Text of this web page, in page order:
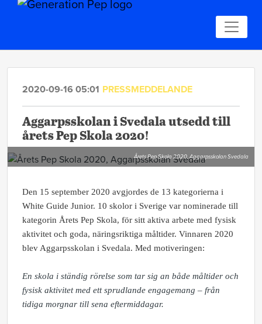
2020-09-16 05:01 PRESSMEDDELANDE
Aggarpsskolan i Svedala utsedd till
årets Pep Skola 2020!
Årets Pep Skola 2020, Aggarpsskolan Svedala
Den 15 september 2020 avgjordes de 13 kategorierna i
White Guide Junior. 10 skolor i Sverige var nominerade till
kategorin Årets Pep Skola, för sitt aktiva arbete med fysisk
aktivitet och goda, näringsriktiga måltider. Vinnaren 2020
blev Aggarpsskolan i Svedala. Med motiveringen:
En skola i ständig rörelse som tar sig an både måltider och
fysisk aktivitet med ett sprudlande engagemang – från
tidiga morgnar till sena eftermiddagar.